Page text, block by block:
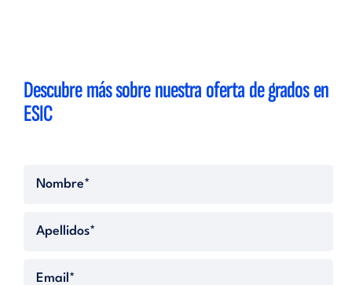
Descubre más sobre nuestra oferta de grados en
ESIC